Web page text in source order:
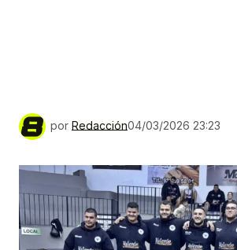
por Redacción04/03/2026 23:23